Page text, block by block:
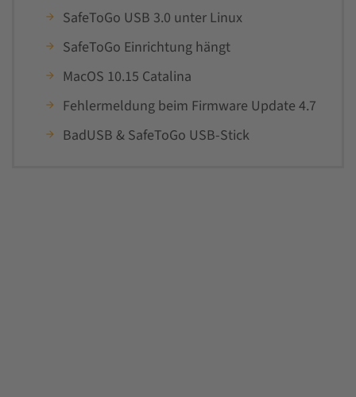
SafeToGo USB 3.0 unter Linux
SafeToGo Einrichtung hängt
MacOS 10.15 Catalina
Fehlermeldung beim Firmware Update 4.7
BadUSB & SafeToGo USB-Stick